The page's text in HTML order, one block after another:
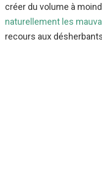
créer du volume à
naturellement les
recours aux